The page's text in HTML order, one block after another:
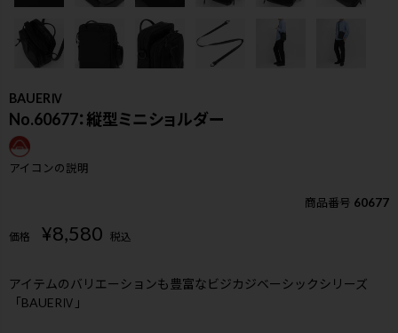
BAUERⅣ
No.60677：縦型ミニショルダー
アイコンの説明
商品番号 60677
価格 ¥8,580 税込
アイテムのバリエーションも豊富なビジカジベーシックシリーズ
「BAUERⅣ」